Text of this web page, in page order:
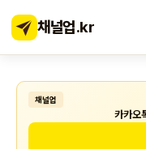
채널업.kr
채널업
카카오